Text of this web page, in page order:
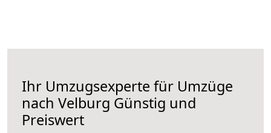
Ihr Umzugsexperte für Umzüge
nach Velburg Günstig und
Preiswert